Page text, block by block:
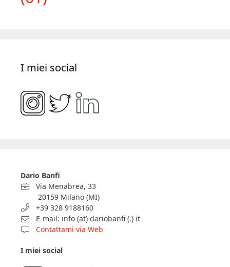
I miei social
Dario Banfi
Via Menabrea, 33
20159 Milano (MI)
+39 328 9188160
E-mail: info (at) dariobanfi (.) it
Contattami via Web
I miei social